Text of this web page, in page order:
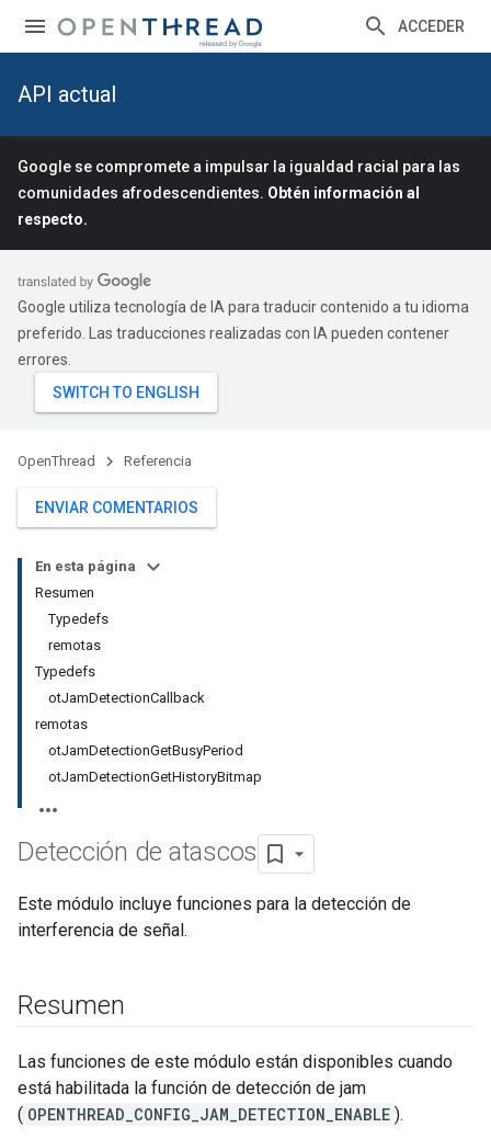
ACCEDER
API actual
Google se compromete a impulsar la igualdad racial para las
comunidades afrodescendientes. Obtén información al
respecto.
Google utiliza tecnología de IA para traducir contenido a tu idioma
preferido. Las traducciones realizadas con IA pueden contener
errores.
OpenThread Referencia
ENVIAR COMENTARIOS
En esta página
Resumen
Typedefs
remotas
Typedefs
otJamDetectionCallback
remotas
otJamDetectionGetBusyPeriod
otJamDetectionGetHistoryBitmap
Detección de atascos
Este módulo incluye funciones para la detección de
interferencia de señal.
Resumen
Las funciones de este módulo están disponibles cuando
está habilitada la función de detección de jam
( OPENTHREAD_CONFIG_JAM_DETECTION_ENABLE ).